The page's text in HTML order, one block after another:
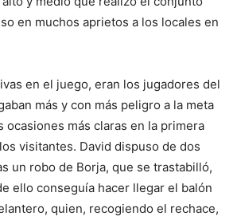
en muchos aprietos a los locales en
en el juego, eran los jugadores del
más y con más peligro a la meta
ocasiones más claras en la primera
visitantes. David dispuso de dos
un robo de Borja, que se trastabilló,
ello conseguía hacer llegar el balón
quien, recogiendo el rechace,